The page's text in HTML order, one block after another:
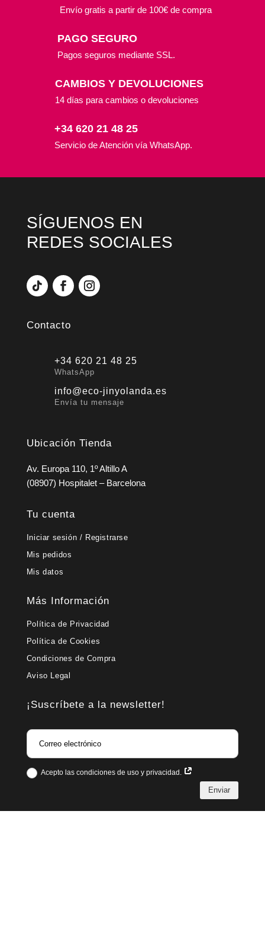
Envío gratis a partir de 100€ de compra
PAGO SEGURO
Pagos seguros mediante SSL.
CAMBIOS Y DEVOLUCIONES
14 días para cambios o devoluciones
+34 620 21 48 25
Servicio de Atención vía WhatsApp.
SÍGUENOS EN
REDES SOCIALES
Contacto
+34 620 21 48 25
WhatsApp
info@eco-jinyolanda.es
Envía tu mensaje
Ubicación Tienda
Av. Europa 110, 1º Altillo A
(08907) Hospitalet – Barcelona
Tu cuenta
Iniciar sesión / Registrarse
Mis pedidos
Mis datos
Más Información
Política de Privacidad
Política de Cookies
Condiciones de Compra
Aviso Legal
¡Suscríbete a la newsletter!
Acepto las condiciones de uso y privacidad.
Enviar